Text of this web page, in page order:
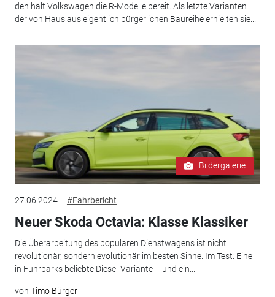
den hält Volkswagen die R-Modelle bereit. Als letzte Varianten
der von Haus aus eigentlich bürgerlichen Baureihe erhielten sie...
Bildergalerie
27.06.2024 #Fahrbericht
Neuer Skoda Octavia: Klasse Klassiker
Die Überarbeitung des populären Dienstwagens ist nicht
revolutionär, sondern evolutionär im besten Sinne. Im Test: Eine
in Fuhrparks beliebte Diesel-Variante – und ein...
von Timo Bürger